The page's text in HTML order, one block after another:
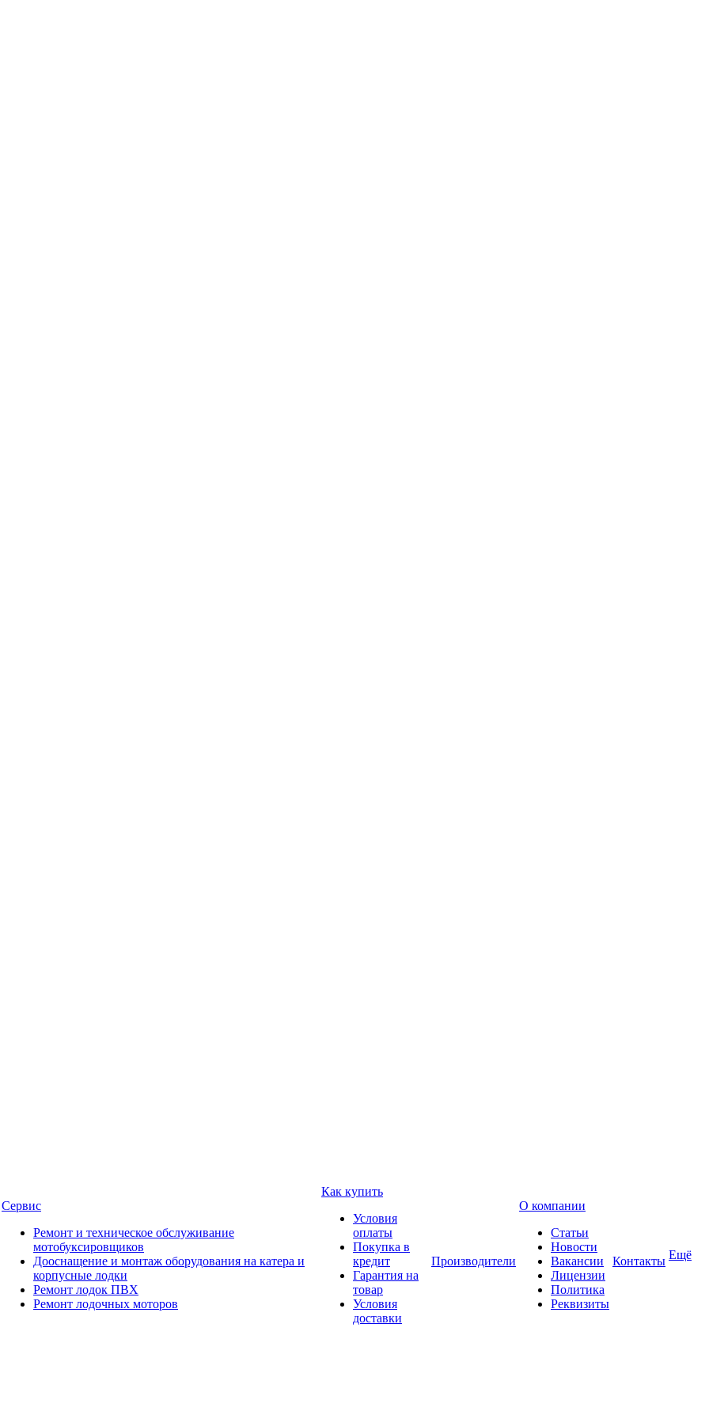
Сервис
Ремонт и техническое обслуживание
мотобуксировщиков
Дооснащение и монтаж оборудования на катера и
корпусные лодки
Ремонт лодок ПВХ
Ремонт лодочных моторов
Как купить
Условия
оплаты
Покупка в
кредит
Гарантия на
товар
Условия
доставки
Производители
О компании
Статьи
Новости
Вакансии
Лицензии
Политика
Реквизиты
Контакты Ещё